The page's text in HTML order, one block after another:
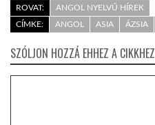
ROVAT:
ANGOL NYELVŰ HÍREK
CÍMKE:
ANGOL ASIA ÁZSIA
SZÓLJON HOZZÁ EHHEZ A CIKKHEZ